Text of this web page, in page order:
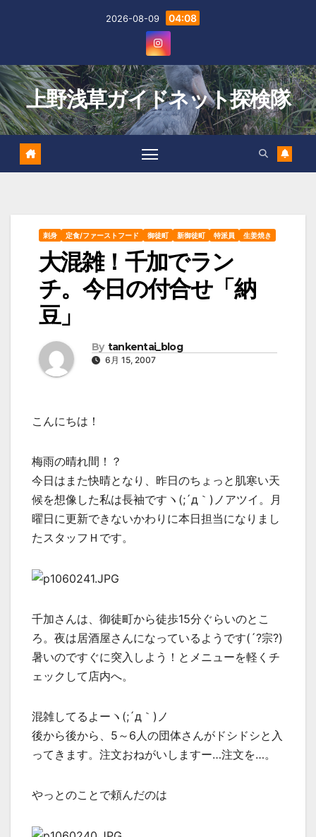
2026-08-09 04:08
上野浅草ガイドネット探検隊
刺身 定食/ファーストフード 御徒町 新御徒町 特派員 生姜焼き
大混雑！千加でラン
チ。今日の付合せ「納
豆」
By tankentai_blog
6月 15, 2007
こんにちは！
梅雨の晴れ間！？
今日はまた快晴となり、昨日のちょっと肌寒い天
候を想像した私は長袖ですヽ(;´д｀)ノアツイ。月
曜日に更新できないかわりに本日担当になりまし
たスタッフＨです。
千加さんは、御徒町から徒歩15分ぐらいのとこ
ろ。夜は居酒屋さんになっているようです(´?宗?)
暑いのですぐに突入しよう！とメニューを軽くチ
ェックして店内へ。
混雑してるよーヽ(;´д｀)ノ
後から後から、5～6人の団体さんがドシドシと入
ってきます。注文おねがいしますー…注文を…。
やっとのことで頼んだのは